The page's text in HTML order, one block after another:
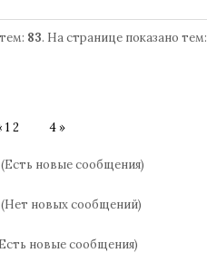
83. На странице показано тем:
1 2 4»
новые сообщения)
новых сообщений)
новые сообщения)